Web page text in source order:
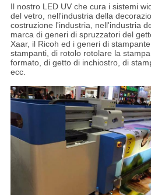
Il nostro LED UV che cura i sistemi
del vetro, nell'industria della
costruzione l'industria, nell'industria
marca di generi di spruzzatori del
Xaar, il Ricoh ed i generi di
stampanti, di rotolo rotolare la
formato, di getto di inchiostro, di
ecc.